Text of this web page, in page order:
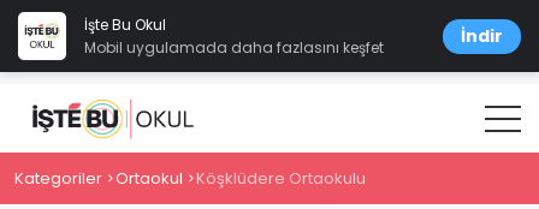
İşte Bu Okul
Mobil uygulamada daha fazlasını keşfet
İndir
Kategoriler Ortaokul Köşklüdere Ortaokulu